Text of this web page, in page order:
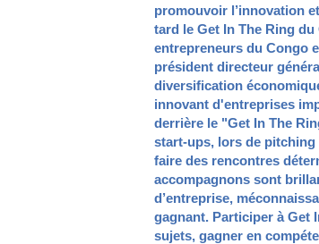
promouvoir l’innovation
tard le Get In The Ring
entrepreneurs du Congo
président directeur
diversification
innovant d'entreprises
derrière le "Get In The
start-ups, lors de pitching
faire des rencontres
accompagnons sont
d’entreprise,
gagnant. Participer à Get
sujets, gagner en